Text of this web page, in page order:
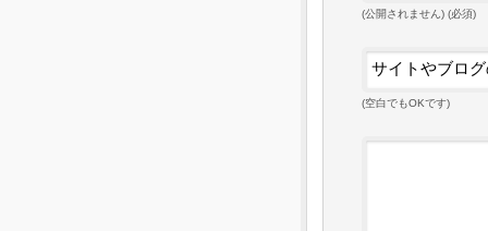
(公開されません) (必須)
(空白でもOKです)